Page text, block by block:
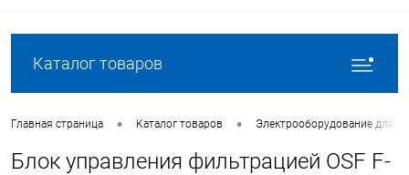
Каталог товаров
Главная страница • Каталог товаров • Электрооборудование для
Блок управления фильтрацией OSF F-